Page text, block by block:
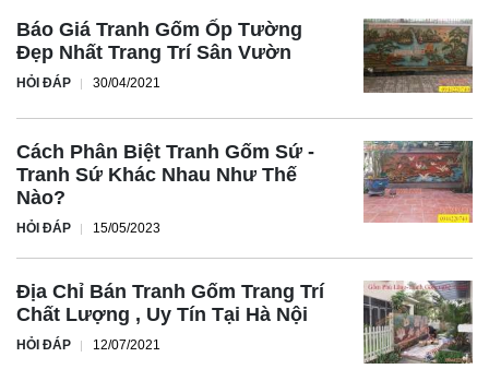
Báo Giá Tranh Gốm Ốp Tường
Đẹp Nhất Trang Trí Sân Vườn
HỎI ĐÁP 30/04/2021
Cách Phân Biệt Tranh Gốm Sứ -
Tranh Sứ Khác Nhau Như Thế
Nào?
HỎI ĐÁP 15/05/2023
Địa Chỉ Bán Tranh Gốm Trang Trí
Chất Lượng , Uy Tín Tại Hà Nội
HỎI ĐÁP 12/07/2021